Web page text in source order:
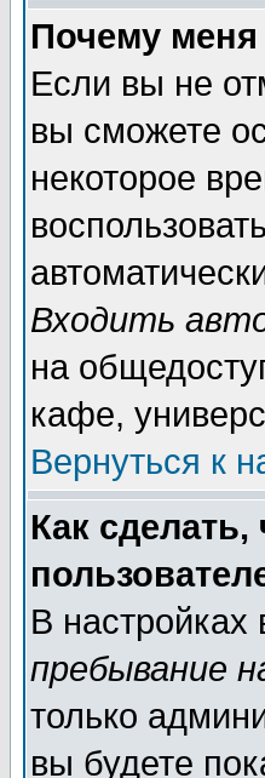
Почему меня
Если вы не
вы сможете
некоторое
Входить
на
кафе,
Вернуться к
Как
В
пребывание
только
вы будете